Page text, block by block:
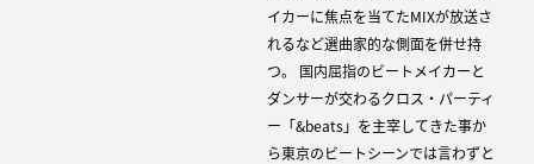
イカーに焦点を当てたMIXが放送さ
れるなど選曲家的な側面を併せ持
つ。 国内屈指のビートメイカーと
ダンサーが交わるクロス・パーティ
ー「&beats」を主宰してきた事か
ら東京のビートシーンでは言わずと